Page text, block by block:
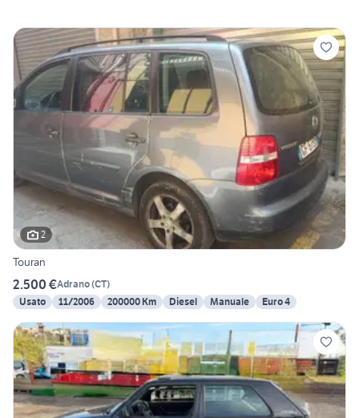
2
Touran
2.500 €Adrano(CT)
Usato
11/2006 200000 Km Diesel Manuale Euro 4